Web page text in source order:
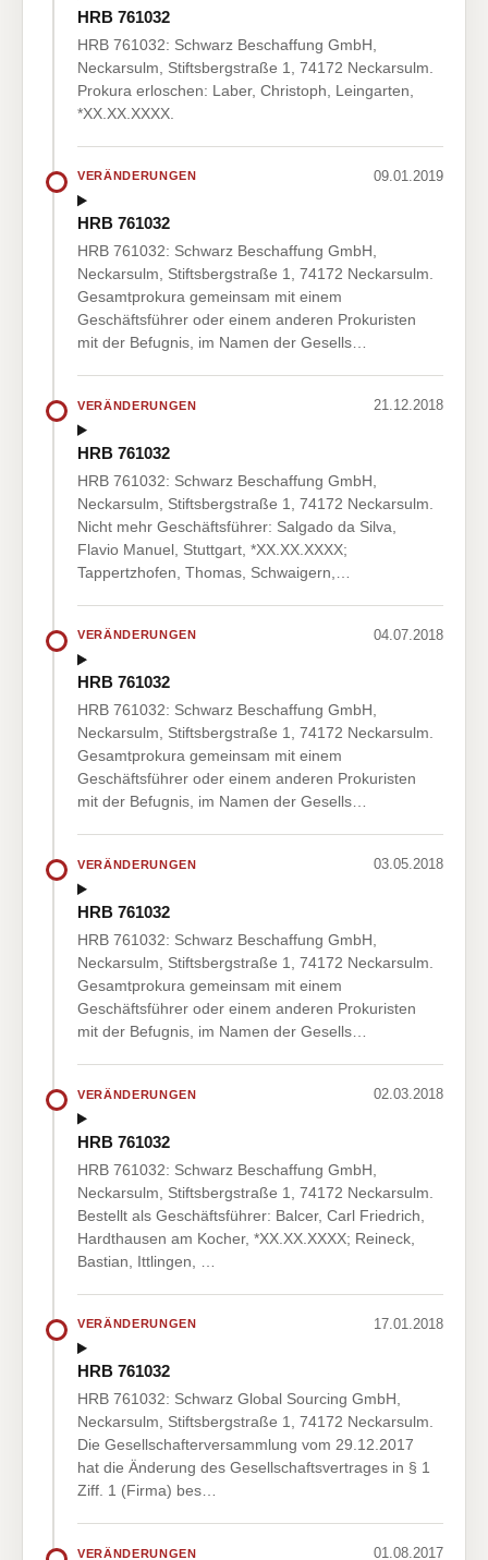
HRB 761032
HRB 761032: Schwarz Beschaffung GmbH,
Neckarsulm, Stiftsbergstraße 1, 74172 Neckarsulm.
Prokura erloschen: Laber, Christoph, Leingarten,
*XX.XX.XXXX.
VERÄNDERUNGEN 09.01.2019
HRB 761032
HRB 761032: Schwarz Beschaffung GmbH,
Neckarsulm, Stiftsbergstraße 1, 74172 Neckarsulm.
Gesamtprokura gemeinsam mit einem
Geschäftsführer oder einem anderen Prokuristen
mit der Befugnis, im Namen der Gesells…
VERÄNDERUNGEN 21.12.2018
HRB 761032
HRB 761032: Schwarz Beschaffung GmbH,
Neckarsulm, Stiftsbergstraße 1, 74172 Neckarsulm.
Nicht mehr Geschäftsführer: Salgado da Silva,
Flavio Manuel, Stuttgart, *XX.XX.XXXX;
Tappertzhofen, Thomas, Schwaigern,…
VERÄNDERUNGEN 04.07.2018
HRB 761032
HRB 761032: Schwarz Beschaffung GmbH,
Neckarsulm, Stiftsbergstraße 1, 74172 Neckarsulm.
Gesamtprokura gemeinsam mit einem
Geschäftsführer oder einem anderen Prokuristen
mit der Befugnis, im Namen der Gesells…
VERÄNDERUNGEN 03.05.2018
HRB 761032
HRB 761032: Schwarz Beschaffung GmbH,
Neckarsulm, Stiftsbergstraße 1, 74172 Neckarsulm.
Gesamtprokura gemeinsam mit einem
Geschäftsführer oder einem anderen Prokuristen
mit der Befugnis, im Namen der Gesells…
VERÄNDERUNGEN 02.03.2018
HRB 761032
HRB 761032: Schwarz Beschaffung GmbH,
Neckarsulm, Stiftsbergstraße 1, 74172 Neckarsulm.
Bestellt als Geschäftsführer: Balcer, Carl Friedrich,
Hardthausen am Kocher, *XX.XX.XXXX; Reineck,
Bastian, Ittlingen, …
VERÄNDERUNGEN 17.01.2018
HRB 761032
HRB 761032: Schwarz Global Sourcing GmbH,
Neckarsulm, Stiftsbergstraße 1, 74172 Neckarsulm.
Die Gesellschafterversammlung vom 29.12.2017
hat die Änderung des Gesellschaftsvertrages in § 1
Ziff. 1 (Firma) bes…
VERÄNDERUNGEN 01.08.2017